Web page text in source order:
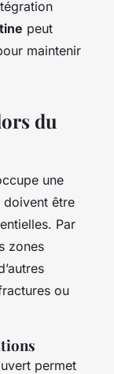
peut
maintenir
du
une
doivent être
Par
zones
ou
permet